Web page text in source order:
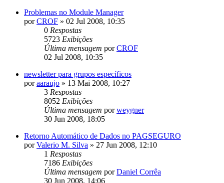
Problemas no Module Manager
porCROF » 02 Jul 2008, 10:35
0 Respostas
5723 Exibições
Última mensagem porCROF
02 Jul 2008, 10:35
newsletter para grupos específicos
poraaraujo » 13 Mai 2008, 10:27
3 Respostas
8052 Exibições
Última mensagem porweygner
30 Jun 2008, 18:05
Retorno Automático de Dados no PAGSEGURO
porValerio M. Silva » 27 Jun 2008, 12:10
1 Respostas
7186 Exibições
Última mensagem porDaniel Corrêa
30 Jun 2008, 14:06